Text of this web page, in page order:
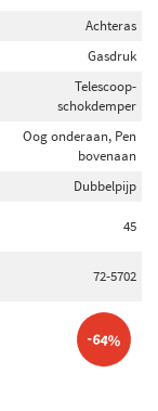
Achteras
Gasdruk
Telescoop-
schokdemper
Oog onderaan, Pen
bovenaan
Dubbelpijp
45
72-5702
-64%